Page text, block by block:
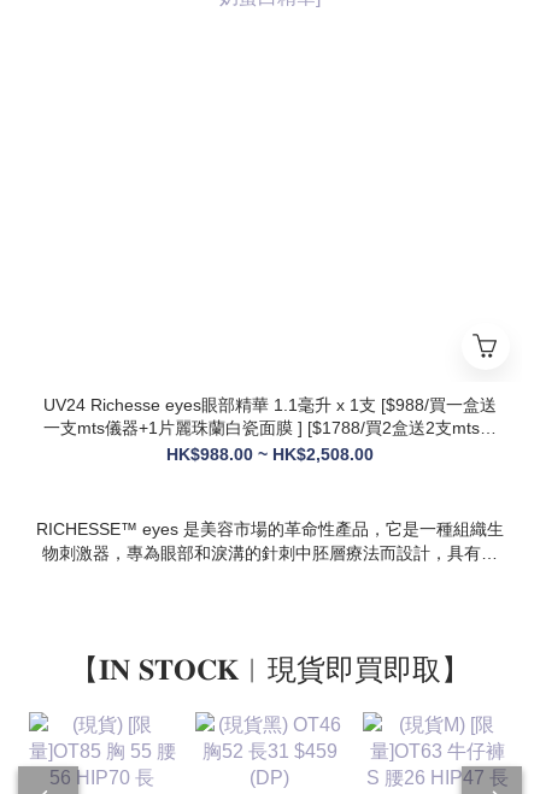
✅ 抗衰維穩：調節皮膚狀態，改善敏感與暗沈，維持健康年輕
UV24 Richesse eyes眼部精華 1.1毫升 x 1支 [$988/買一盒送
一支mts儀器+1片麗珠蘭白瓷面膜 ] [$1788/買2盒送2支mts儀
器+1盒白瓷面膜+1支麗珠蘭修復面霜][ $2508/買3盒送3支mts
HK$988.00 ~ HK$2,508.00
RICHESSE™ eyes 是美容市場的革命性產品，它是一種組織生
物刺激器，專為眼部和淚溝的針刺中胚層療法而設計，具有填
【𝐈𝐍 𝐒𝐓𝐎𝐂𝐊︱現貨即買即取】